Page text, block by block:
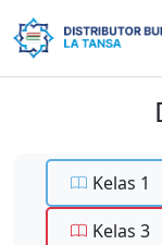
Kelas 1
Kelas 3